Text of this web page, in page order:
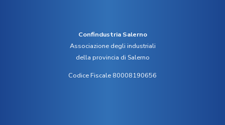
Confindustria Salerno
Associazione degli industriali
della provincia di Salerno
Codice Fiscale 80008190656